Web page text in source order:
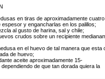
en tiras de aproximadamente cuatro
y engancharlas en los palillos;
al gusto de harina, sal y chile;
crudos sobre un recipiente
en el huevo de tal manera que esta
de huevo;
aceite aproximadamente 15-
de que tan dorada quiera la